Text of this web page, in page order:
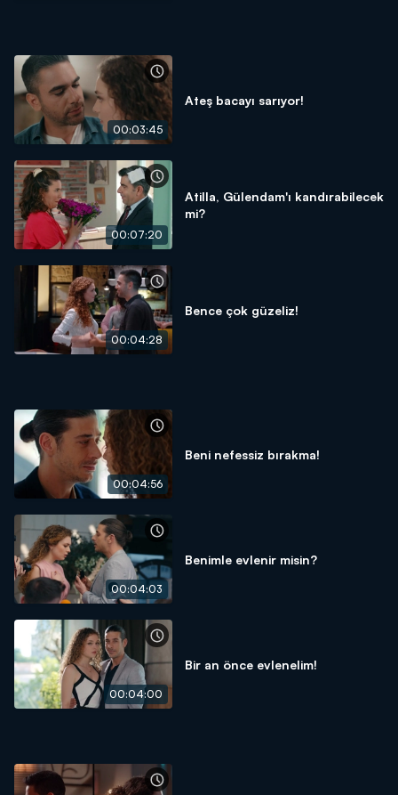
00:03:45
Ateş bacayı sarıyor!
00:07:20
Atilla, Gülendam'ı kandırabilecek
mi?
00:04:28
Bence çok güzeliz!
00:04:56
Beni nefessiz bırakma!
00:04:03
Benimle evlenir misin?
00:04:00
Bir an önce evlenelim!